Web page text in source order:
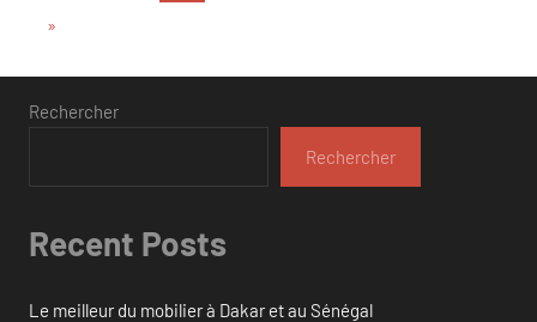
des
publications
Articles
»
Rechercher
Rechercher
Recent Posts
Le meilleur du mobilier à Dakar et au Sénégal